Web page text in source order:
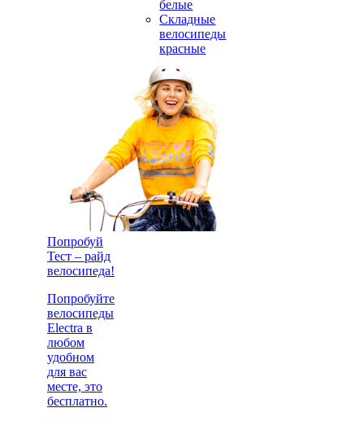
белые
Складные
велосипеды
красные
Попробуй
Тест – райд
велосипеда!
Попробуйте
велосипеды
Electra в
любом
удобном
для вас
месте, это
бесплатно.